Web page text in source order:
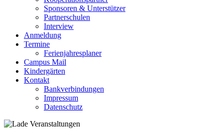
Sponsoren & Unterstützer
Partnerschulen
Interview
Anmeldung
Termine
Ferienjahresplaner
Campus Mail
Kindergärten
Kontakt
Bankverbindungen
Impressum
Datenschutz